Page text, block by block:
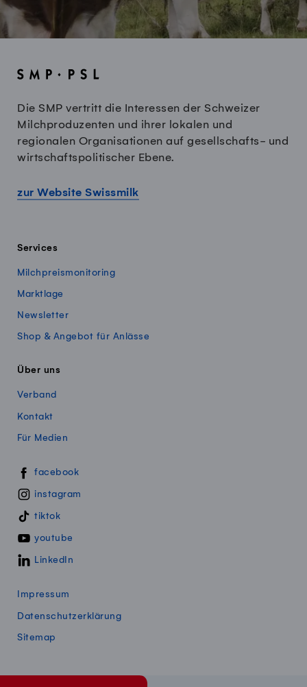
Die SMP vertritt die Interessen der Schweizer
Milchproduzenten und ihrer lokalen und
regionalen Organisationen auf gesellschafts- und
wirtschaftspolitischer Ebene.
zur Website Swissmilk
Services
Milchpreismonitoring
Marktlage
Newsletter
Shop & Angebot für Anlässe
Über uns
Verband
Kontakt
Für Medien
Swissmillk auf Social Media
facebook
instagram
tiktok
youtube
LinkedIn
Impressum
Datenschutzerklärung
Sitemap